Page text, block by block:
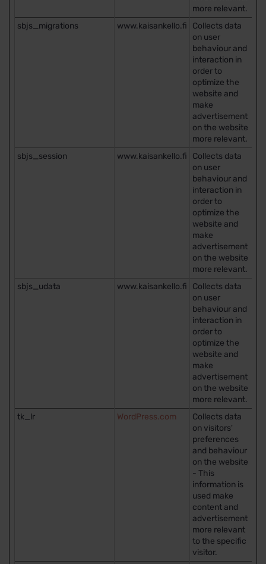
more relevant.
sbjs_migrations www.kaisankello.fi
Collects data
on user
behaviour and
interaction in
order to
optimize the
website and
make
advertisement
on the website
more relevant.
sbjs_session www.kaisankello.fi
Collects data
on user
behaviour and
interaction in
order to
optimize the
website and
make
advertisement
on the website
more relevant.
sbjs_udata www.kaisankello.fi
Collects data
on user
behaviour and
interaction in
order to
optimize the
website and
make
advertisement
on the website
more relevant.
tk_lr WordPress.com
Collects data
on visitors'
preferences
and behaviour
on the website
- This
information is
used make
content and
advertisement
more relevant
to the specific
visitor.